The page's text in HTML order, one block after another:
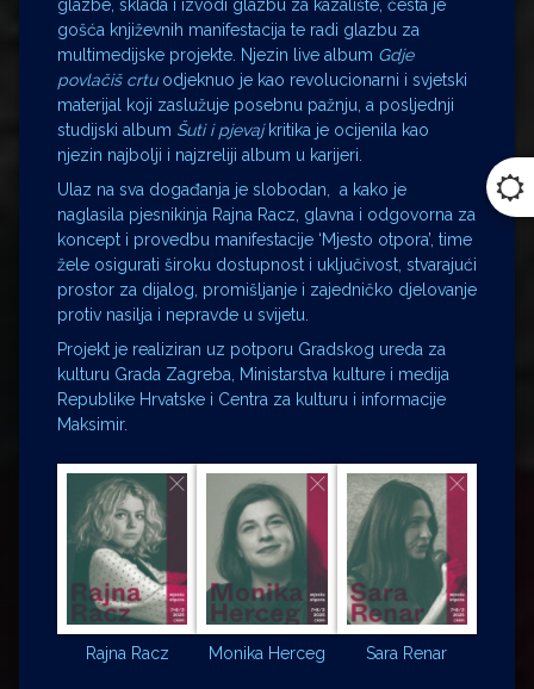
glazbe, sklada i izvodi glazbu za kazalište, česta je
gošća književnih manifestacija te radi glazbu za
multimedijske projekte. Njezin live album Gdje
povlačiš crtuodjeknuo je kao revolucionarni i svjetski
materijal koji zaslužuje posebnu pažnju, a posljednji
studijski album Šuti i pjevajkritika je ocijenila kao
njezin najbolji i najzreliji album u karijeri.
Ulaz na sva događanja je slobodan, a kako je
naglasila pjesnikinja Rajna Racz, glavna i odgovorna za
koncept i provedbu manifestacije ‘Mjesto otpora’, time
žele osigurati široku dostupnost i uključivost, stvarajući
prostor za dijalog, promišljanje i zajedničko djelovanje
protiv nasilja i nepravde u svijetu.
Projekt je realiziran uz potporu Gradskog ureda za
kulturu Grada Zagreba, Ministarstva kulture i medija
Republike Hrvatske i Centra za kulturu i informacije
Maksimir.
Rajna Racz Monika Herceg Sara Renar